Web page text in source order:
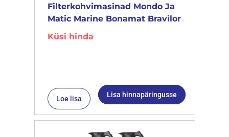
Filterkohvimasinad Mondo Ja
Matic Marine Bonamat Bravilor
Küsi hinda
Loe lisa Lisa hinnapäringusse